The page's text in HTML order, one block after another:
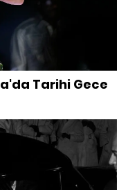
Tarihi Gece